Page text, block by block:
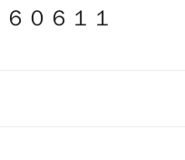
０６１１